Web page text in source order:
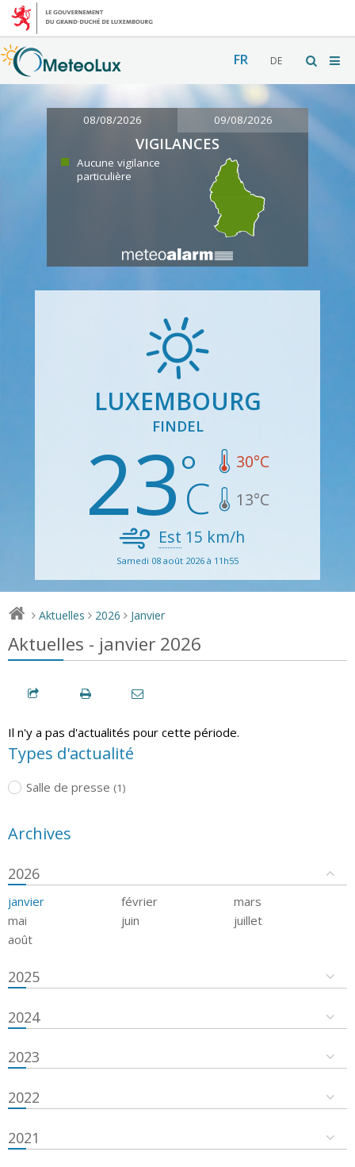
FR DE
08/08/2026 09/08/2026
VIGILANCES
Aucune vigilance
particulière
LUXEMBOURG
FINDEL
23 30°C
13°C
Est 15 km/h
Samedi 08 août 2026 à 11h55
> Aktuelles > 2026 > Janvier
Aktuelles - janvier 2026
Il n'y a pas d'actualités pour cette période.
Types d'actualité
Salle de presse (1)
Archives
2026
janvier février
mars
mai
juin
juillet
août
2025
2024
2023
2022
2021